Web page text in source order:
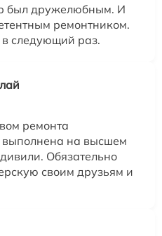
был дружелюбным. И
ремонтником.
следующий раз.
ремонта
выполнена на высшем
Обязательно
своим друзьям и